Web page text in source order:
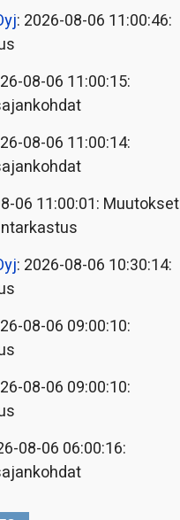
: 2026-08-06 11:00:46:
08-06 11:00:15:
08-06 11:00:14:
06 11:00:01: Muutokset
: 2026-08-06 10:30:14:
08-06 09:00:10:
08-06 09:00:10:
08-06 06:00:16: